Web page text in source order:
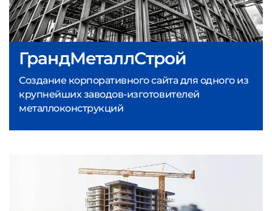
ГрандМеталлСтрой
Создание корпоративного сайта для одного из
крупнейших заводов-изготовителей
металлоконструкций